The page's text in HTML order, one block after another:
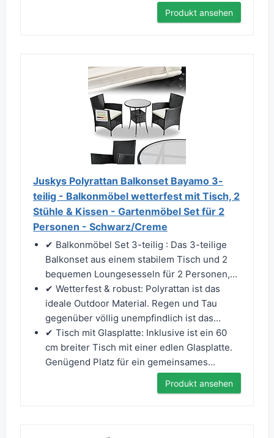
Produkt ansehen
Juskys Polyrattan Balkonset Bayamo 3-
teilig - Balkonmöbel wetterfest mit Tisch, 2
Stühle & Kissen - Gartenmöbel Set für 2
Personen - Schwarz/Creme
✔ Balkonmöbel Set 3-teilig : Das 3-teilige
Balkonset aus einem stabilem Tisch und 2
bequemen Loungesesseln für 2 Personen,...
✔ Wetterfest & robust: Polyrattan ist das
ideale Outdoor Material. Regen und Tau
gegenüber völlig unempfindlich ist das...
✔ Tisch mit Glasplatte: Inklusive ist ein 60
cm breiter Tisch mit einer edlen Glasplatte.
Genügend Platz für ein gemeinsames...
Produkt ansehen